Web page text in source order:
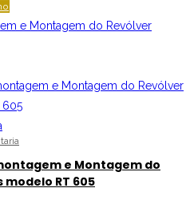
e Montagem do
RT 605